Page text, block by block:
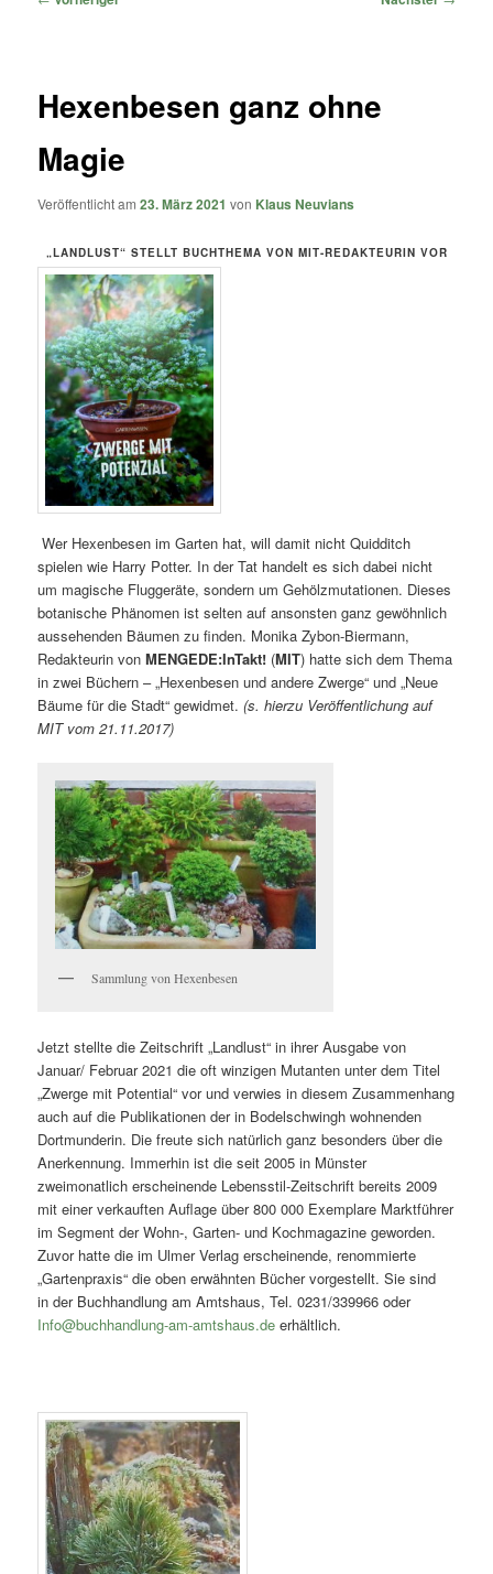
Hexenbesen ganz ohne
Magie
Veröffentlicht am23. März 2021 von Klaus Neuvians
„LANDLUST“ STELLT BUCHTHEMA VON MIT-REDAKTEURIN VOR
Wer Hexenbesen im Garten hat, will damit nicht Quidditch
spielen wie Harry Potter. In der Tat handelt es sich dabei nicht
um magische Fluggeräte, sondern um Gehölzmutationen. Dieses
botanische Phänomen ist selten auf ansonsten ganz gewöhnlich
aussehenden Bäumen zu finden. Monika Zybon-Biermann,
Redakteurin von MENGEDE:InTakt! (MIT) hatte sich dem Thema
in zwei Büchern – „Hexenbesen und andere Zwerge“ und „Neue
Bäume für die Stadt“ gewidmet. (s. hierzu Veröffentlichung auf
MIT vom 21.11.2017)
Sammlung von Hexenbesen
Jetzt stellte die Zeitschrift „Landlust“ in ihrer Ausgabe von
Januar/ Februar 2021 die oft winzigen Mutanten unter dem Titel
„Zwerge mit Potential“ vor und verwies in diesem Zusammenhang
auch auf die Publikationen der in Bodelschwingh wohnenden
Dortmunderin. Die freute sich natürlich ganz besonders über die
Anerkennung. Immerhin ist die seit 2005 in Münster
zweimonatlich erscheinende Lebensstil-Zeitschrift bereits 2009
mit einer verkauften Auflage über 800 000 Exemplare Marktführer
im Segment der Wohn-, Garten- und Kochmagazine geworden.
Zuvor hatte die im Ulmer Verlag erscheinende, renommierte
„Gartenpraxis“ die oben erwähnten Bücher vorgestellt. Sie sind
in der Buchhandlung am Amtshaus, Tel. 0231/339966 oder
Info@buchhandlung-am-amtshaus.de erhältlich.